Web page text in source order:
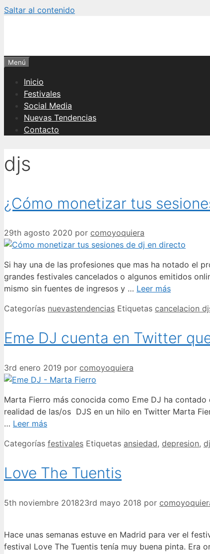
Saltar al contenido
Menú
Inicio
Festivales
Social Media
Nuevas Tendencias
Contacto
djs
¿Cómo monetizar tus
29th agosto 2020 por comoyoquiera
Si hay una de las profesiones que mas ha notado el
grandes festivales cancelados o algunos emitidos
mismo sin fuentes de ingresos y … Leer más
Categorías nuevastendencias Etiquetas cancelacion
Eme DJ cuenta en Twitter
3rd enero 2019 por comoyoquiera
Marta Fierro más conocida como Eme DJ ha
realidad de las/os DJS en un hilo en Twitter Marta
… Leer más
Categorías festivales Etiquetas ansiedad, depresion,
Love The Tuentis
5th noviembre 201823rd mayo 2018 por
Hace unas semanas estuve en Madrid para ver el
festival Love The Tuentis tenía muy buena pinta. Era